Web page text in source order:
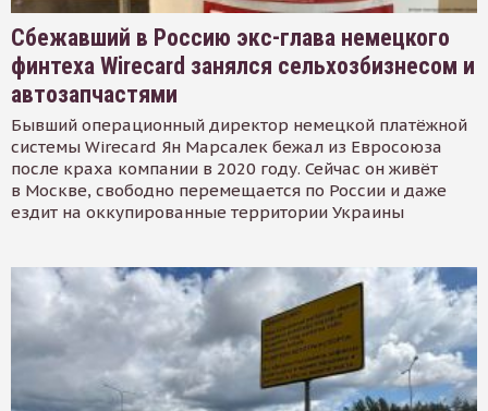
Сбежавший в Россию экс-глава немецкого
финтеха Wirecard занялся сельхозбизнесом и
автозапчастями
Бывший операционный директор немецкой платёжной
системы Wirecard Ян Марсалек бежал из Евросоюза
после краха компании в 2020 году. Сейчас он живёт
в Москве, свободно перемещается по России и даже
ездит на оккупированные территории Украины